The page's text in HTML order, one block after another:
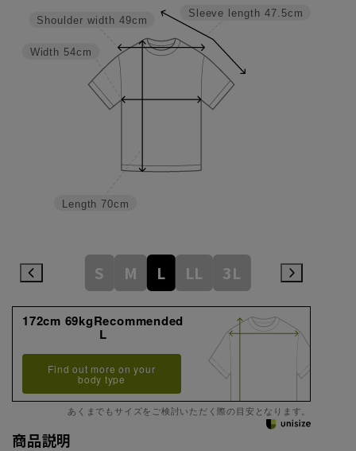
Sleeve length 47.5cm
Length 70cm
Width 54cm
Shoulder width 49cm
S M L LL 3L
172cm 69kgRecommended
L
Find out more on your
body type
あくまでもサイズをご検討いただく際の目安となります。
商品説明